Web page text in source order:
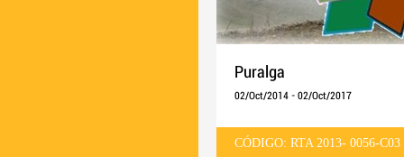
Puralga
02/Oct/2014 - 02/Oct/2017
CÓDIGO: RTA 2013- 0056-C03